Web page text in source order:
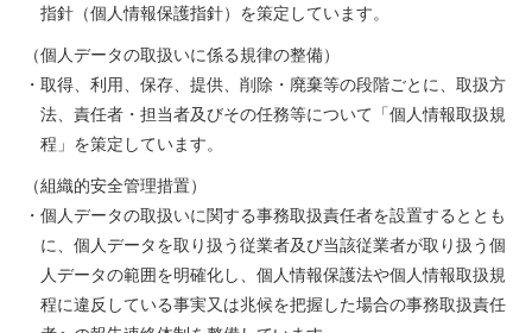
指針（個人情報保護指針）を策定しています。
（個人データの取扱いに係る規律の整備）
・取得、利用、保存、提供、削除・廃棄等の段階ごとに、取扱方
法、責任者・担当者及びその任務等について「個人情報取扱規
程」を策定しています。
（組織的安全管理措置）
・個人データの取扱いに関する事務取扱責任者を設置するととも
に、個人データを取り扱う従業者及び当該従業者が取り扱う個
人データの範囲を明確化し、個人情報保護法や個人情報取扱規
程に違反している事実又は兆候を把握した場合の事務取扱責任